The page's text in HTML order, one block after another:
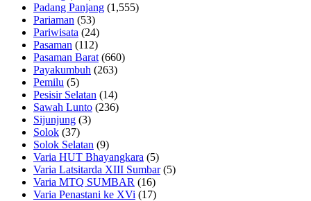
Padang Panjang (1,555)
Pariaman (53)
Pariwisata (24)
Pasaman (112)
Pasaman Barat (660)
Payakumbuh (263)
Pemilu (5)
Pesisir Selatan (14)
Sawah Lunto (236)
Sijunjung (3)
Solok (37)
Solok Selatan (9)
Varia HUT Bhayangkara (5)
Varia Latsitarda XIII Sumbar(5)
Varia MTQ SUMBAR (16)
Varia Penastani ke XVi (17)